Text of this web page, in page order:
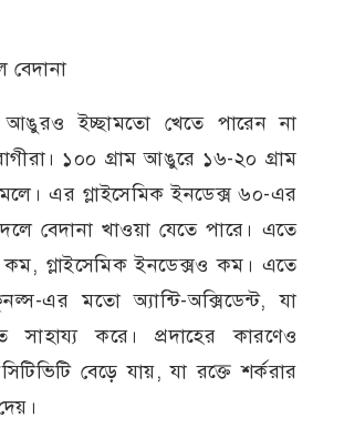
ইচ্ছামতো খেতে পারেন না
১০০ গ্রাম আঙুরে ১৬-২০ গ্রাম
মেলে। এর গ্লাইসেমিক ইনডেক্স ৬০-এর
বেদানা খাওয়া যেতে পারে। এতে
কম, গ্লাইসেমিক ইনডেক্সও কম। এতে
এর মতো অ্যান্টি-অক্সিডেন্ট, যা
সাহায্য করে। প্রদাহের কারণেও
বেড়ে যায়, যা রক্তে শর্করার